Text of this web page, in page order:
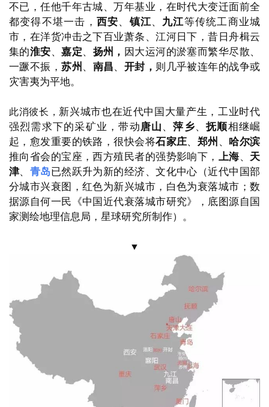
不已，任他千年古城、万年基业， 在时代大变迁面前全
都变得不堪一击， 西安、 镇江、 九江等传统工商业城
市， 在洋货冲击之下百业萧条、江河日下，昔日舟楫云
集的淮安、嘉定、 扬州， 因大运河的淤塞而繁华尽散、
一蹶不振，苏州 、 南昌、 开封， 则几乎被连年的战争或
灾害夷为平地。
此消彼长， 新兴城市也在近代中国大量产生，工业时代
强烈需求下的采矿业，带动唐山 、萍乡、抚顺相继崛
起， 愈发重要的铁路，很快会将石家庄、 郑州 、 哈尔滨
推向省会的宝座，西方殖民者的强势影响下， 上海、 天
津、 青岛已然跃升为新的经济、文化中心 （近代中国部
分城市兴衰图，红色为新兴城市，白色为衰落城市；数
据源自何一民《中国近代衰落城市研究》，底图源自国
家测绘地理信息局，星球研究所制作）。
▼